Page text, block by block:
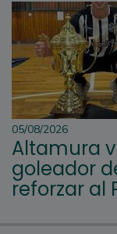
05/08/2026
Altamura
goleador
reforzar al